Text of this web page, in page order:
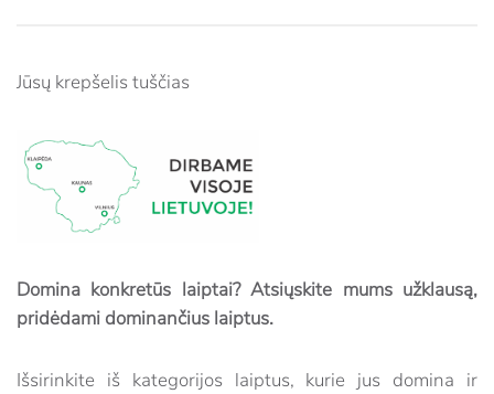
Jūsų krepšelis tuščias
Domina konkretūs laiptai? Atsiųskite mums užklausą,
pridėdami dominančius laiptus.
Išsirinkite iš kategorijos laiptus, kurie jus domina ir